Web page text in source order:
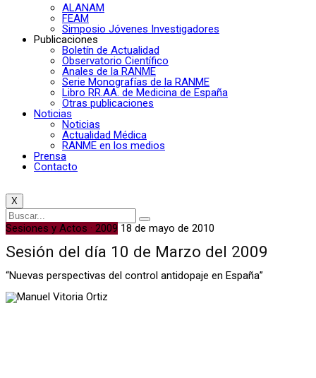
ALANAM
FEAM
Simposio Jóvenes Investigadores
Publicaciones
Boletín de Actualidad
Observatorio Científico
Anales de la RANME
Serie Monografías de la RANME
Libro RR.AA. de Medicina de España
Otras publicaciones
Noticias
Noticias
Actualidad Médica
RANME en los medios
Prensa
Contacto
X
Sesiones y Actos · 2009 18 de mayo de 2010
Sesión del día 10 de Marzo del 2009
“Nuevas perspectivas del control antidopaje en España”